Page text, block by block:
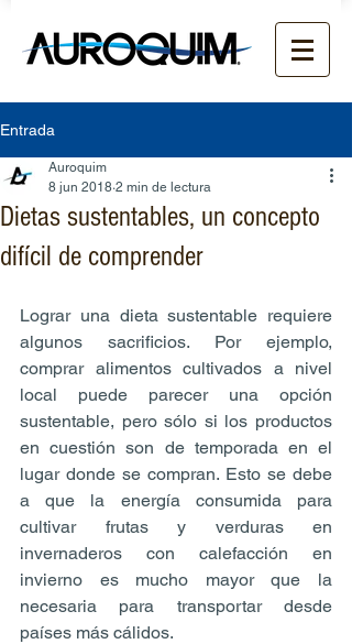
Entrada
Dietas sustentables, un concepto
difícil de comprender
Auroquim
8 jun 2018 2 min de lectura
Lograr una dieta sustentable requiere
algunos sacrificios. Por ejemplo,
comprar alimentos cultivados a nivel
local puede parecer una opción
sustentable, pero sólo si los productos
en cuestión son de temporada en el
lugar donde se compran. Esto se debe
a que la energía consumida para
cultivar frutas y verduras en
invernaderos con calefacción en
invierno es mucho mayor que la
necesaria para transportar desde
países más cálidos.